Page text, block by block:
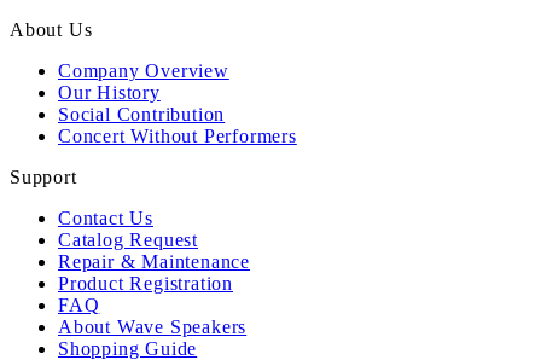
About Us
Company Overview
Our History
Social Contribution
Concert Without Performers
Support
Contact Us
Catalog Request
Repair & Maintenance
Product Registration
FAQ
About Wave Speakers
Shopping Guide